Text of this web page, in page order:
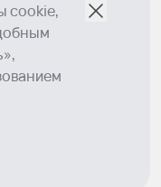
cookie,
на сайте, носит
при каких условиях не
ст. 437 ГК РФ.